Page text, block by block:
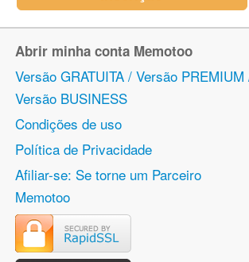
Abrir minha conta Memotoo
Versão GRATUITA / Versão PREMIUM
Versão BUSINESS
Condições de uso
Política de Privacidade
Afiliar-se: Se torne um Parceiro
Memotoo